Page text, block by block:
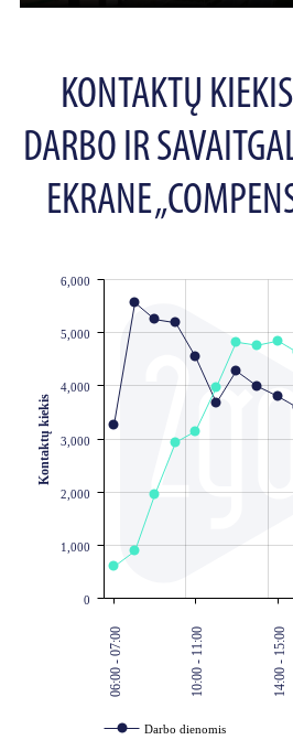
KONTAKTŲ
DARBO IR
EKRANE
06:00 - 07:00 10:00 - 11:00 14:00 - 15:00
0
1,000
2,000
3,000
4,000
5,000
6,000
Kontaktų kiekis
JS chart by amCharts
Darbo dienomis